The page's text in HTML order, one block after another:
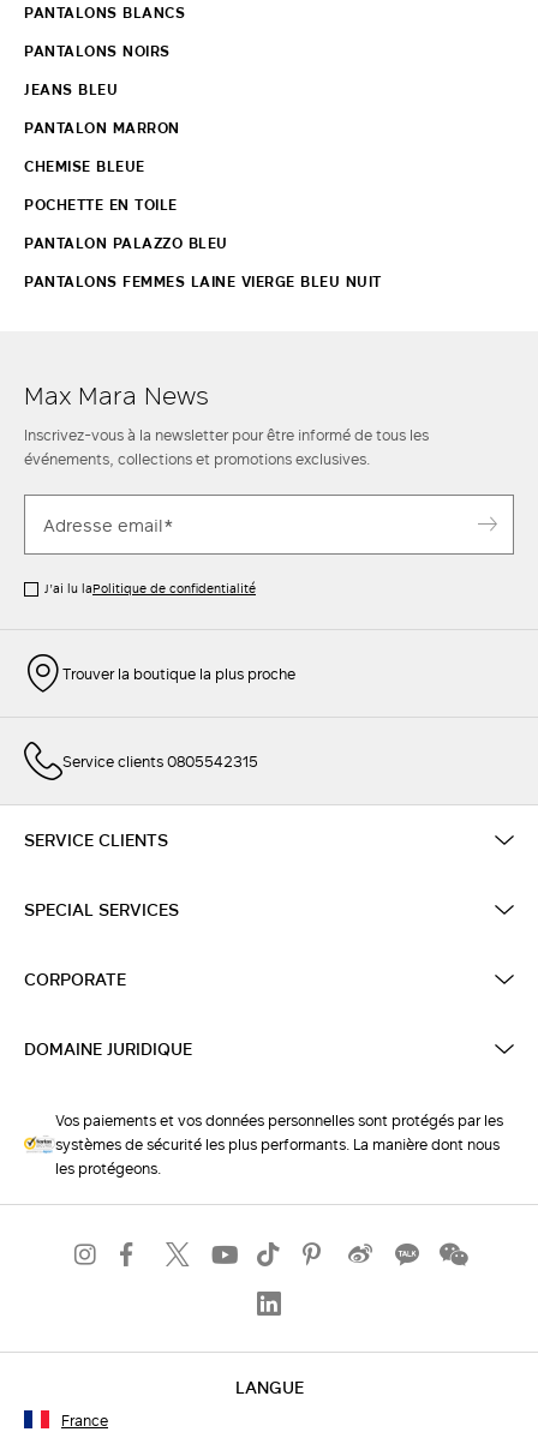
PANTALONS BLANCS
PANTALONS NOIRS
JEANS BLEU
PANTALON MARRON
CHEMISE BLEUE
POCHETTE EN TOILE
PANTALON PALAZZO BLEU
PANTALONS FEMMES LAINE VIERGE BLEU NUIT
Max Mara News
Inscrivez-vous à la newsletter pour être informé de tous les
événements, collections et promotions exclusives.
J’ai lu laPolitique de confidentialité
Trouver la boutique la plus proche
Service clients 0805542315
SERVICE CLIENTS
SPECIAL SERVICES
CORPORATE
DOMAINE JURIDIQUE
Vos paiements et vos données personnelles sont protégés par les
systèmes de sécurité les plus performants. La manière dont nous
les protégeons.
LANGUE
France